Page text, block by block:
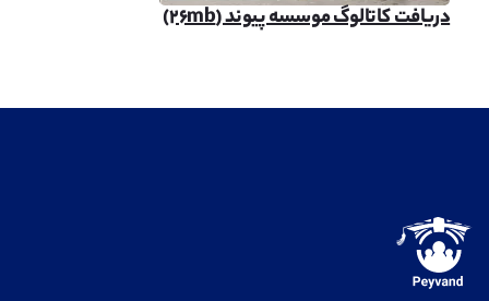
دریافت کاتالوگ موسسه پیوند (۲۶mb)